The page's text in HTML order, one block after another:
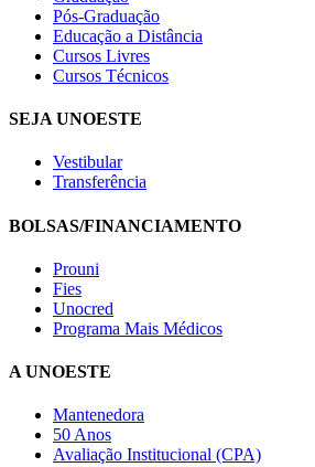
Pós-Graduação
Educação a Distância
Cursos Livres
Cursos Técnicos
SEJA UNOESTE
Vestibular
Transferência
BOLSAS/FINANCIAMENTO
Prouni
Fies
Unocred
Programa Mais Médicos
A UNOESTE
Mantenedora
50 Anos
Avaliação Institucional (CPA)